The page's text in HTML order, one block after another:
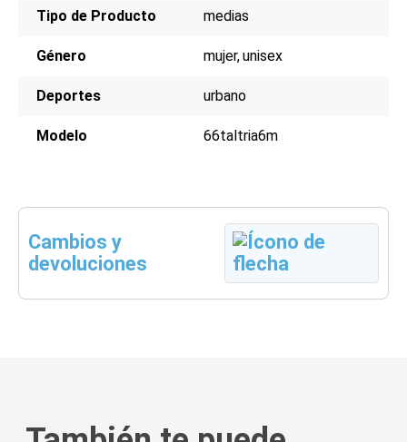
Tipo de Producto medias
Género mujer unisex
Deportes urbano
Modelo 66taltria6m
Cambios y
devoluciones